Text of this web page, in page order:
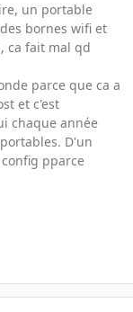
un portable
bornes wifi et
ca fait mal qd
parce que ca a
et c'est
chaque année
D'un
pparce